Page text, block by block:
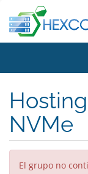
NVMe
El grupo no